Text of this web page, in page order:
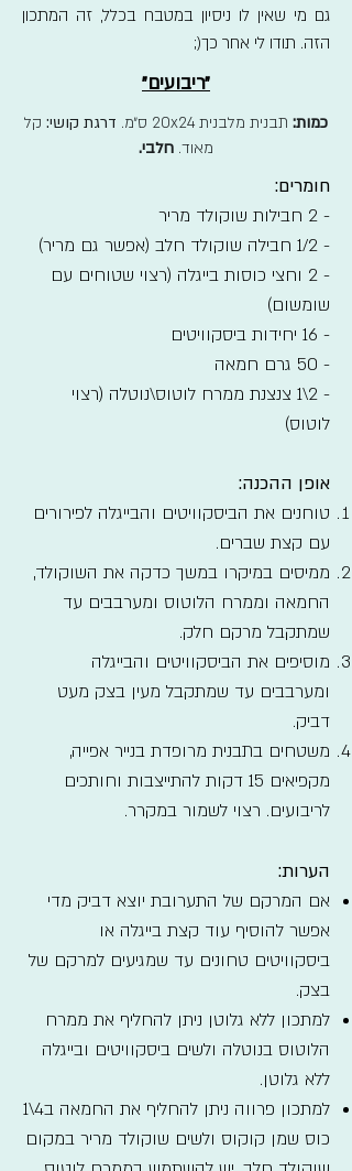
גם מי שאין לו ניסיון במטבח בכלל, זה המתכון
הזה. תודו לי אחר כך(;
״ריבועים״
כמות: תבנית מלבנית 20x24 ס״מ. דרגת קושי: קל
מאוד. חלבי.
חומרים:
- 2 חבילות שוקולד מריר
- 1/2 חבילה שוקולד חלב (אפשר גם מריר)
- 2 וחצי כוסות בייגלה (רצוי שטוחים עם
שומשום)
- 16 יחידות ביסקוויטים
- 50 גרם חמאה
- 2\1 צנצנת ממרח לוטוס\נוטלה (רצוי
לוטוס)
אופן ההכנה:
טוחנים את הביסקוויטים והבייגלה לפירורים
עם קצת שברים.
ממיסים במיקרו במשך כדקה את השוקולד,
החמאה וממרח הלוטוס ומערבבים עד
שמתקבל מרקם חלק.
מוסיפים את הביסקוויטים והבייגלה
ומערבבים עד שמתקבל מעין בצק מעט
דביק.
משטחים בתבנית מרופדת בנייר אפייה,
מקפיאים 15 דקות להתייצבות וחותכים
לריבועים. רצוי לשמור במקרר.
הערות:
אם המרקם של התערובת יוצא דביק מדי
אפשר להוסיף עוד קצת בייגלה או
ביסקוויטים טחונים עד שמגיעים למרקם של
בצק.
למתכון ללא גלוטן ניתן להחליף את ממרח
הלוטוס בנוטלה ולשים ביסקוויטים ובייגלה
ללא גלוטן.
למתכון פרווה ניתן להחליף את החמאה ב4\1
כוס שמן קוקוס ולשים שוקולד מריר במקום